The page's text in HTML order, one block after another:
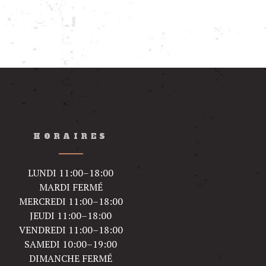
HORAIRES
LUNDI 11:00–18:00
MARDI FERMÉ
MERCREDI 11:00–18:00
JEUDI 11:00–18:00
VENDREDI 11:00–18:00
SAMEDI 10:00–19:00
DIMANCHE FERMÉ